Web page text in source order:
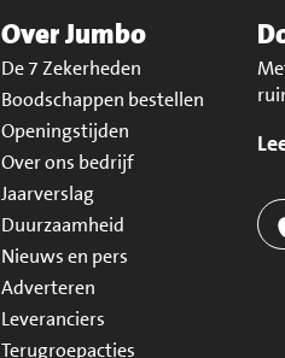
Over Jumbo
De 7 Zekerheden
Boodschappen bestellen
Openingstijden
Over ons bedrijf
Jaarverslag
Duurzaamheid
Nieuws en pers
Adverteren
Leveranciers
Terugroepacties